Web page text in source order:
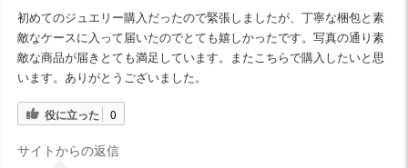
初めてのジュエリー購入だったので緊張しましたが、丁寧な梱包と素
敵なケースに入って届いたのでとても嬉しかったです。写真の通り素
敵な商品が届きとても満足しています。またこちらで購入したいと思
います。ありがとうございました。
役に立った 0
サイトからの返信